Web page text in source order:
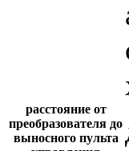
расстояние от
преобразователя до
выносного пульта